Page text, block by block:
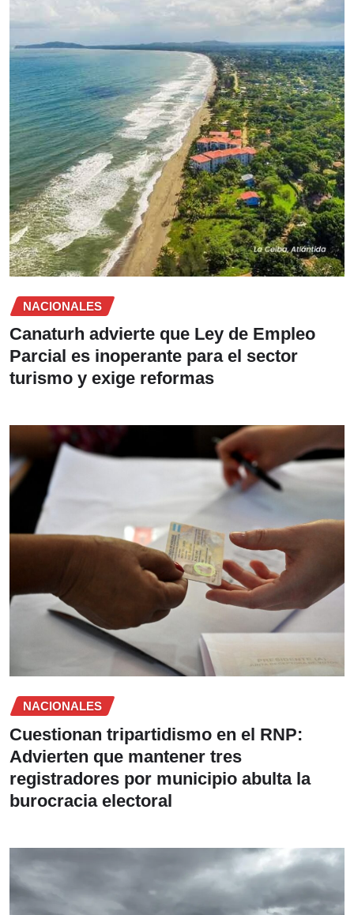
NACIONALES
Canaturh advierte que Ley de Empleo
Parcial es inoperante para el sector
turismo y exige reformas
NACIONALES
Cuestionan tripartidismo en el RNP:
Advierten que mantener tres
registradores por municipio abulta la
burocracia electoral